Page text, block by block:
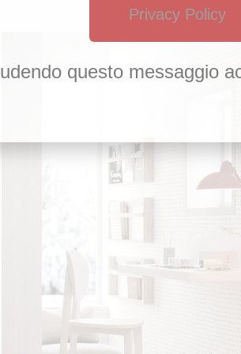
Privacy Policy
questo messaggio